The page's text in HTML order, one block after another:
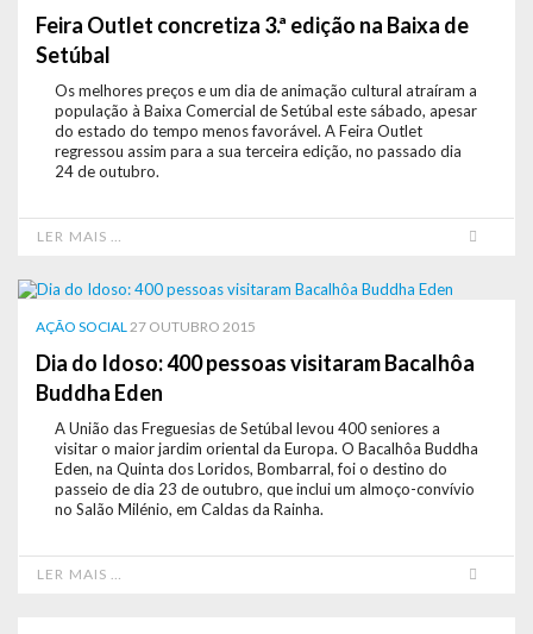
Feira Outlet concretiza 3.ª edição na Baixa de
Setúbal
Os melhores preços e um dia de animação cultural atraíram a
população à Baixa Comercial de Setúbal este sábado, apesar
do estado do tempo menos favorável. A Feira Outlet
regressou assim para a sua terceira edição, no passado dia
24 de outubro.
LER MAIS …
Dia do Idoso: 400 pessoas visitaram Bacalhôa
Buddha Eden
AÇÃO SOCIAL27 OUTUBRO 2015
A União das Freguesias de Setúbal levou 400 seniores a
visitar o maior jardim oriental da Europa. O Bacalhôa Buddha
Eden, na Quinta dos Loridos, Bombarral, foi o destino do
passeio de dia 23 de outubro, que inclui um almoço-convívio
no Salão Milénio, em Caldas da Rainha.
LER MAIS …